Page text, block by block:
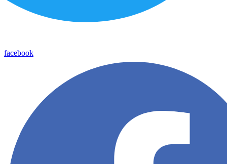
facebook